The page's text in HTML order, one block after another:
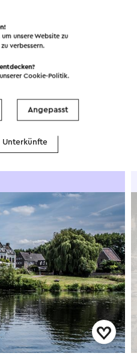
Unterkünfte
unsere Website zu
verbessern.
Cookie-Politik.
Angepasst